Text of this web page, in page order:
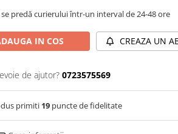
se predă curierului într-un interval de 24-48 ore
IN COS CREAZA UN
de ajutor? 0723575569
primiti 19 puncte de fidelitate